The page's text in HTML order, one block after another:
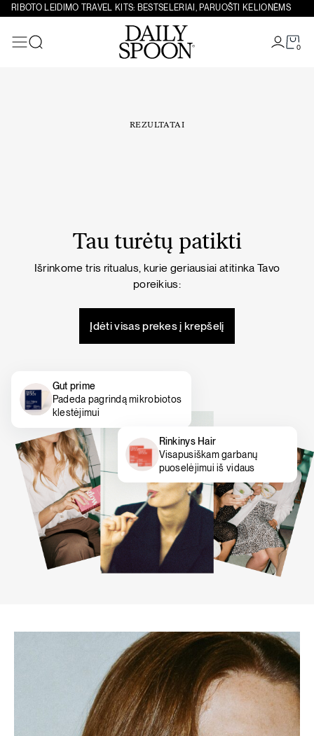
Eiti prie turinio
RIBOTO LEIDIMO TRAVEL KITS: BESTSELERIAI, PARUOŠTI KELIONĖMS
0
REZULTATAI
Tau turėtų patikti
Išrinkome tris ritualus, kurie geriausiai atitinka Tavo
poreikius:
Įdėti visas prekes į krepšelį
Gut prime
Padeda pagrindą mikrobiotos
klestėjimui
Rinkinys Hair
Visapusiškam garbanų
puoselėjimui iš vidaus